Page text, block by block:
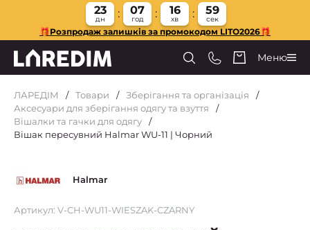
23
дн
07
год
16
хв
58
сек
🎁Розпродаж залишків за промокодом LITO2026🎁
Меню
ЛАРЕДІМ Товари
Зберігання та організація
Аксесуари для зберігання одягу та взуття
Вішалки та гачки для одягу
Вішак пересувний Halmar WU-11 | Чорний
Halmar
Артикул: V-CH-WU11-WIESZAK-CZARNY